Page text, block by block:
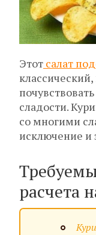
Этот салат
сладости.
со многими
исключение и
расчета